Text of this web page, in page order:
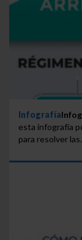
Infografía
esta infografía
para resolver